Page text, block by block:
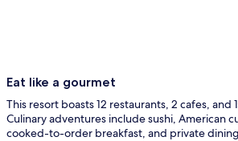
Eat like a gourmet
This resort boasts 12 restaurants, 2 cafes, and
Culinary adventures include sushi, American
cooked-to-order breakfast, and private